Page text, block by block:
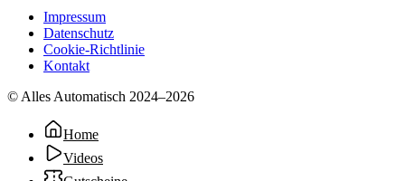
Impressum
Datenschutz
Cookie-Richtlinie
Kontakt
© Alles Automatisch 2024–2026
Home
Videos